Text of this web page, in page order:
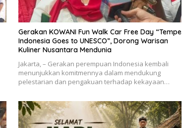
Gerakan KOWANI Fun Walk Car Free Day “Tempe
Indonesia Goes to UNESCO”, Dorong Warisan
Kuliner Nusantara Mendunia
Jakarta, – Gerakan perempuan Indonesia kembali
menunjukkan komitmennya dalam mendukung
pelestarian dan pengakuan terhadap kekayaan…